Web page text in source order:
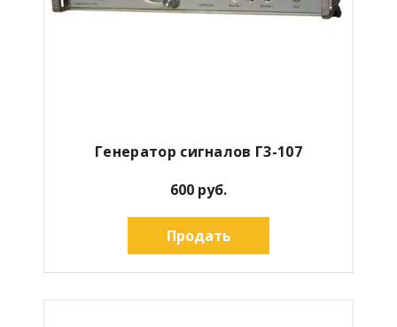
Генератор сигналов Г3-107
600 руб.
Продать